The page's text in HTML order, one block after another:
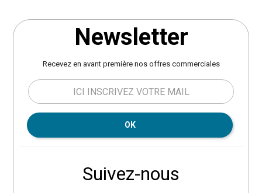
Newsletter
Recevez en avant première nos offres commerciales
OK
Suivez-nous